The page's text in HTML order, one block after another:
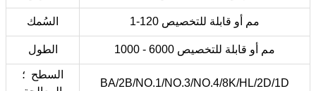
السُمك 1-120 مم أو قابلة للتخصيص
الطول 1000 - 6000 مم أو قابلة للتخصيص
السطح ؛
BA/2B/NO.1/NO.3/NO.4/8K/HL/2D/1D